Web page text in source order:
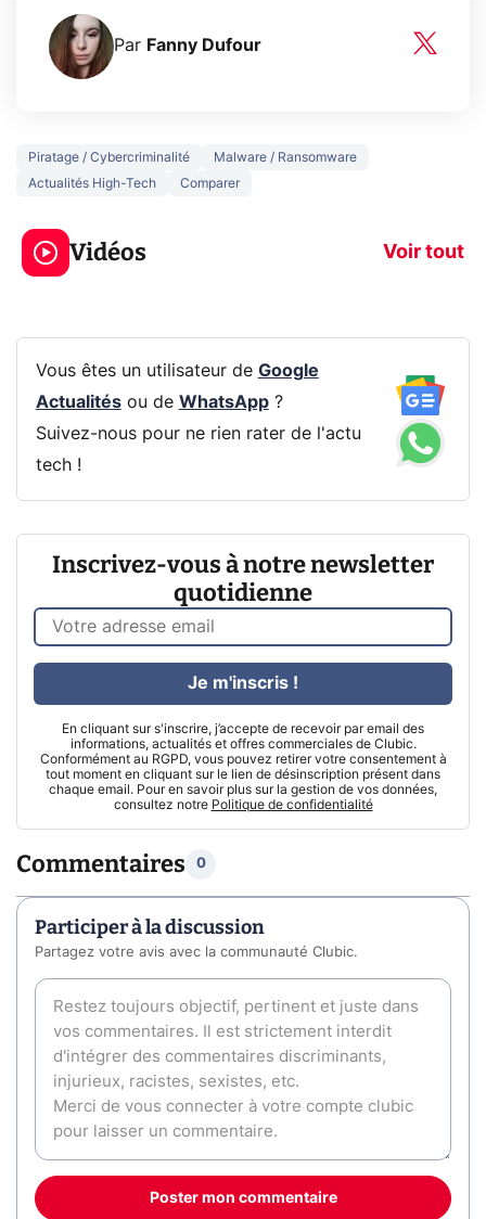
Par Fanny Dufour
Piratage / Cybercriminalité
Malware / Ransomware
Actualités High-Tech
Comparer
Vidéos Voir tout
3 écrans en 1 pour
319€ ? Voici L'AOC
CQ32G4ZA !
prochaine
Vous êtes un utilisateur de Google
Actualitésou de WhatsApp?
Suivez-nous pour ne rien rater de l'actu
tech !
Inscrivez-vous à notre newsletter
quotidienne
En cliquant sur s'inscrire, j’accepte de recevoir par email des
informations, actualités et offres commerciales de Clubic.
Conformément au RGPD, vous pouvez retirer votre consentement à
tout moment en cliquant sur le lien de désinscription présent dans
chaque email. Pour en savoir plus sur la gestion de vos données,
consultez notre Politique de confidentialité
Je m'inscris !
Commentaires 0
Participer à la discussion
Partagez votre avis avec la communauté Clubic.
Poster mon commentaire